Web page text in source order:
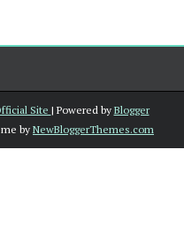
Site | Powered by Blogger
by NewBloggerThemes.com